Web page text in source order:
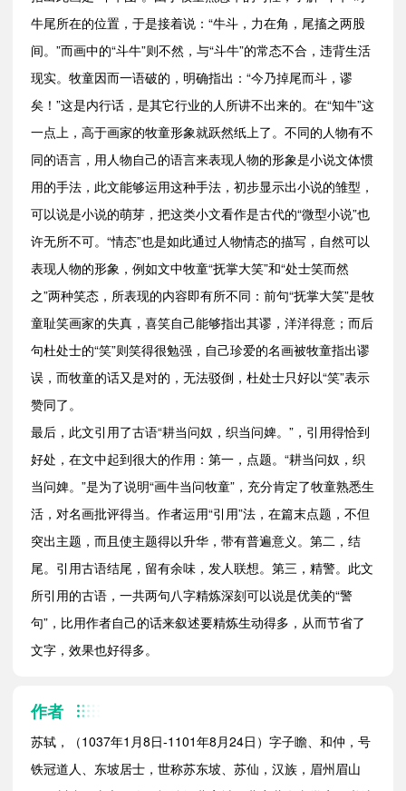
牛尾所在的位置，于是接着说：“牛斗，力在角，尾搐之两股
间。”而画中的“斗牛”则不然，与“斗牛”的常态不合，违背生活
现实。牧童因而一语破的，明确指出：“今乃掉尾而斗，谬
矣！”这是内行话，是其它行业的人所讲不出来的。在“知牛”这
一点上，高于画家的牧童形象就跃然纸上了。不同的人物有不
同的语言，用人物自己的语言来表现人物的形象是小说文体惯
用的手法，此文能够运用这种手法，初步显示出小说的雏型，
可以说是小说的萌芽，把这类小文看作是古代的“微型小说”也
许无所不可。“情态”也是如此通过人物情态的描写，自然可以
表现人物的形象，例如文中牧童“抚掌大笑”和“处士笑而然
之”两种笑态，所表现的内容即有所不同：前句“抚掌大笑”是牧
童耻笑画家的失真，喜笑自己能够指出其谬，洋洋得意；而后
句杜处士的“笑”则笑得很勉强，自己珍爱的名画被牧童指出谬
误，而牧童的话又是对的，无法驳倒，杜处士只好以“笑”表示
赞同了。
最后，此文引用了古语“耕当问奴，织当问婢。”，引用得恰到
好处，在文中起到很大的作用：第一，点题。“耕当问奴，织
当问婢。”是为了说明“画牛当问牧童”，充分肯定了牧童熟悉生
活，对名画批评得当。作者运用“引用”法，在篇末点题，不但
突出主题，而且使主题得以升华，带有普遍意义。第二，结
尾。引用古语结尾，留有余味，发人联想。第三，精警。此文
所引用的古语，一共两句八字精炼深刻可以说是优美的“警
句”，比用作者自己的话来叙述要精炼生动得多，从而节省了
文字，效果也好得多。
作者
苏轼，（1037年1月8日-1101年8月24日）字子瞻、和仲，号
铁冠道人、东坡居士，世称苏东坡、苏仙，汉族，眉州眉山